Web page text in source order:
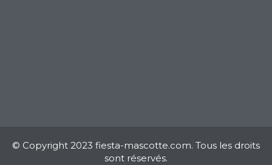
© Copyright 2023 fiesta-mascotte.com. Tous les droits
sont réservés.